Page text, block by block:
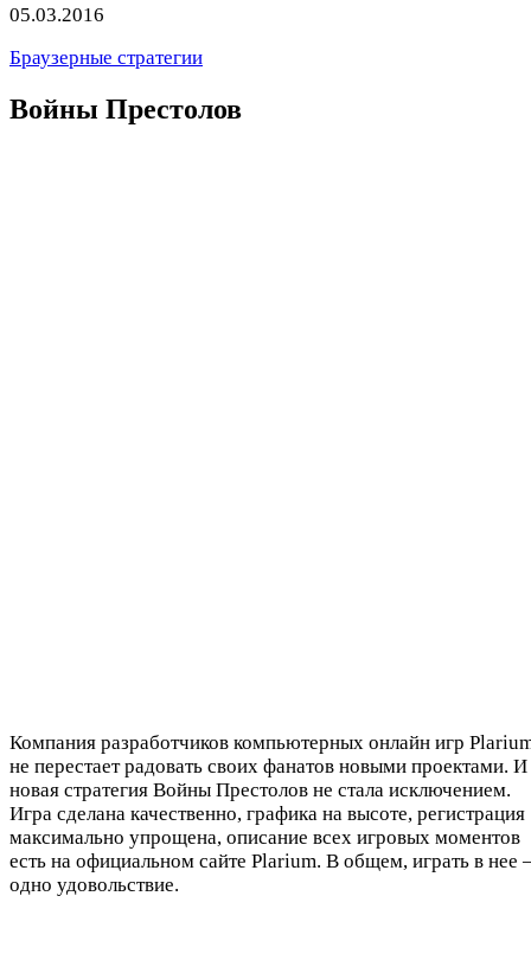
05.03.2016
Браузерные стратегии
Войны Престолов
Компания разработчиков компьютерных онлайн игр
не перестает радовать своих фанатов новыми проектами. И
новая стратегия Войны Престолов не стала исключением.
Игра сделана качественно, графика на высоте, регистрация
максимально упрощена, описание всех игровых моментов
есть на официальном сайте Plarium. В общем, играть в нее
одно удовольствие.